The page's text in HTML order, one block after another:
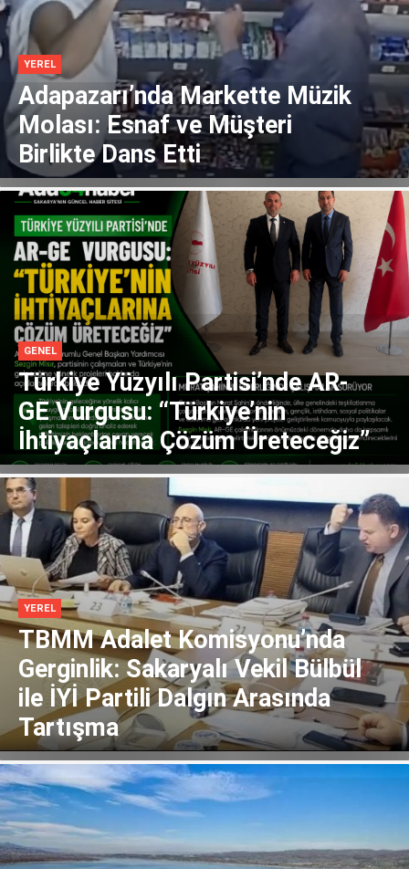
YEREL
Adapazarı’nda Markette Müzik
Molası: Esnaf ve Müşteri
Birlikte Dans Etti
GENEL
Türkiye Yüzyılı Partisi’nde AR-
GE Vurgusu: “Türkiye’nin
İhtiyaçlarına Çözüm Üreteceğiz”
YEREL
TBMM Adalet Komisyonu’nda
Gerginlik: Sakaryalı Vekil Bülbül
ile İYİ Partili Dalgın Arasında
Tartışma